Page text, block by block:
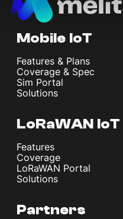
Mobile IoT
Features & Plans
Coverage & Spec
Sim Portal
Solutions
LoRaWAN IoT
Features
Coverage
LoRaWAN Portal
Solutions
Partners